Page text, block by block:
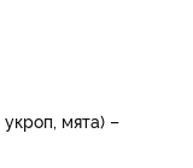
мята) –